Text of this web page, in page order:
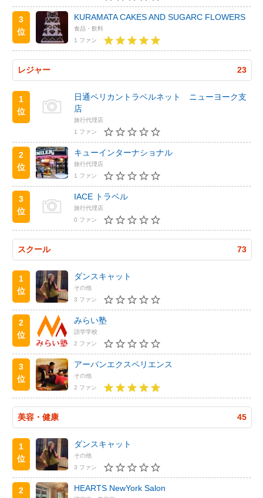
3
位
KURAMATA CAKES AND SUGARC FLOWERS
食品・飲料
1 ファン
レジャー 23
1
位
日通ペリカントラベルネット ニューヨーク支
店
旅行代理店
1 ファン
2
位
キューインターナショナル
旅行代理店
1 ファン
3
位
IACE トラベル
旅行代理店
0 ファン
スクール 73
1
位
ダンスキャット
その他
3 ファン
2
位
みらい塾
語学学校
2 ファン
3
位
アーバンエクスペリエンス
その他
2 ファン
美容・健康 45
1
位
ダンスキャット
その他
3 ファン
2
HEARTS NewYork Salon